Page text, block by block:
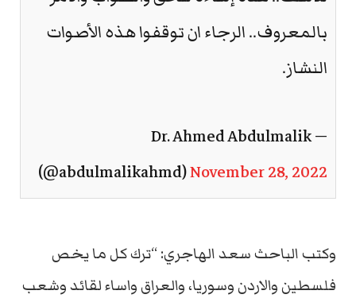
بالمعروف.. الرجاء ان توقفوا هذه الأصوات
النشاز.
— Dr. Ahmed Abdulmalik
(@abdulmalikahmd)November 28, 2022
وكتب الباحث سعد الهاجري: “ترك كل ما يخص
فلسطين والاردن وسوريا، والعراق واساء لقائد وشعب